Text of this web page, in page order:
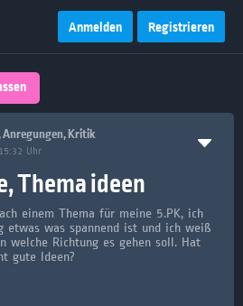
Anmelden Registrieren
Anregungen, Kritik
Uhr
Thema ideen
einem Thema für meine 5.PK, ich
was spannend ist und ich weiß
welche Richtung es gehen soll. Hat
gute Ideen?